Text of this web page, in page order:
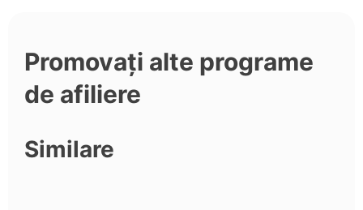
Promovați alte programe
de afiliere
Similare